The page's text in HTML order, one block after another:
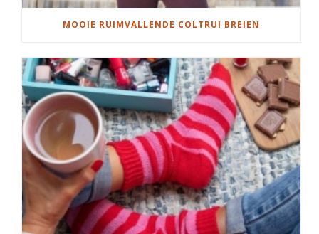
MOOIE RUIMVALLENDE COLTRUI BREIEN